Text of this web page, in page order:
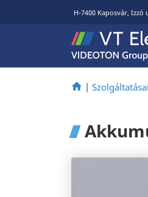
H-7400 Kaposvár, Izzó
|